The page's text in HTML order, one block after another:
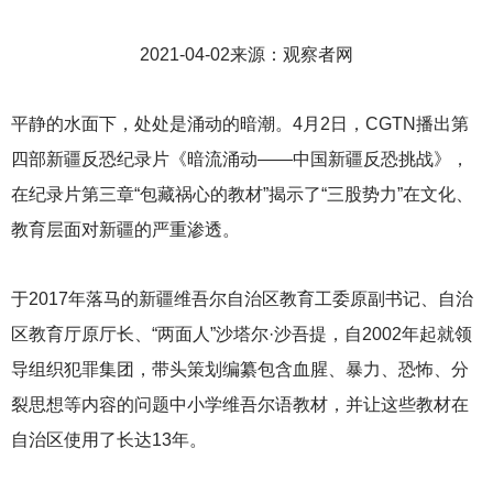
2021-04-02来源：观察者网
平静的水面下，处处是涌动的暗潮。4月2日，CGTN播出第
四部新疆反恐纪录片《暗流涌动——中国新疆反恐挑战》，
在纪录片第三章“包藏祸心的教材”揭示了“三股势力”在文化、
教育层面对新疆的严重渗透。
于2017年落马的新疆维吾尔自治区教育工委原副书记、自治
区教育厅原厅长、“两面人”沙塔尔·沙吾提，自2002年起就领
导组织犯罪集团，带头策划编纂包含血腥、暴力、恐怖、分
裂思想等内容的问题中小学维吾尔语教材，并让这些教材在
自治区使用了长达13年。